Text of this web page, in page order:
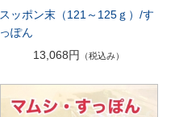
スッポン末（121～125ｇ）/す
っぽん
13,068円
（税込み）